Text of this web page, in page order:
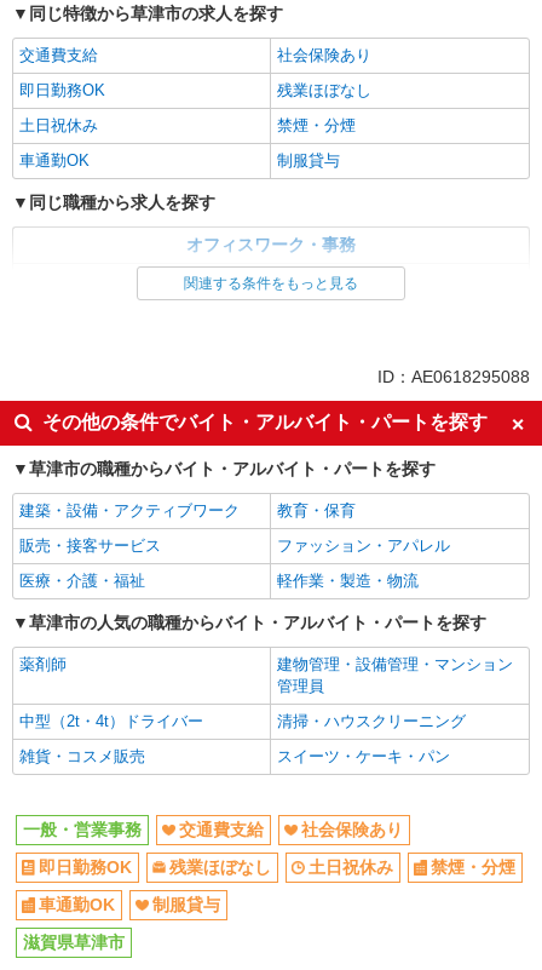
同じ特徴から草津市の求人を探す
交通費支給
社会保険あり
即日勤務OK
残業ほぼなし
土日祝休み
禁煙・分煙
車通勤OK
制服貸与
同じ職種から求人を探す
オフィスワーク・事務
土日祝休み
車通勤OK
関連する条件をもっと見る
ID：AE0618295088
その他の条件でバイト・アルバイト・パートを探す
草津市の職種からバイト・アルバイト・パートを探す
建築・設備・アクティブワーク
教育・保育
販売・接客サービス
ファッション・アパレル
医療・介護・福祉
軽作業・製造・物流
草津市の人気の職種からバイト・アルバイト・パートを探す
薬剤師
建物管理・設備管理・マンション
管理員
中型（2t・4t）ドライバー
清掃・ハウスクリーニング
雑貨・コスメ販売
スイーツ・ケーキ・パン
一般・営業事務 交通費支給
社会保険あり
即日勤務OK
残業ほぼなし 土日祝休み
禁煙・分煙
車通勤OK
制服貸与
滋賀県草津市